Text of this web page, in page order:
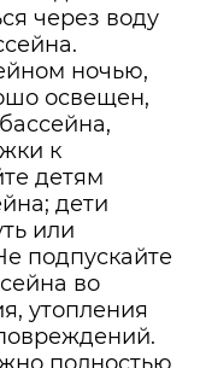
через воду
ночью,
освещен,
к
детям
дети
или
подпускайте
во
утопления